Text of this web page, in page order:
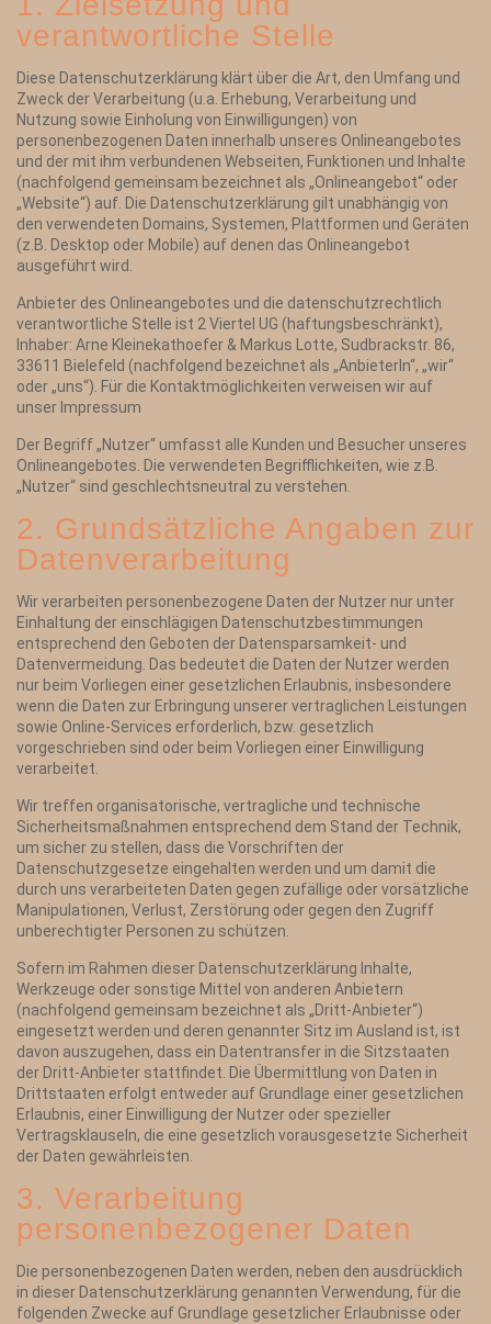
verantwortliche Stelle
Diese Datenschutzerklärung klärt über die Art, den Umfang und
Zweck der Verarbeitung (u.a. Erhebung, Verarbeitung und
Nutzung sowie Einholung von Einwilligungen) von
personenbezogenen Daten innerhalb unseres Onlineangebotes
und der mit ihm verbundenen Webseiten, Funktionen und Inhalte
(nachfolgend gemeinsam bezeichnet als „Onlineangebot“ oder
„Website“) auf. Die Datenschutzerklärung gilt unabhängig von
den verwendeten Domains, Systemen, Plattformen und Geräten
(z.B. Desktop oder Mobile) auf denen das Onlineangebot
ausgeführt wird.
Anbieter des Onlineangebotes und die datenschutzrechtlich
verantwortliche Stelle ist 2 Viertel UG (haftungsbeschränkt),
Inhaber: Arne Kleinekathoefer & Markus Lotte, Sudbrackstr. 86,
33611 Bielefeld (nachfolgend bezeichnet als „AnbieterIn“, „wir“
oder „uns“). Für die Kontaktmöglichkeiten verweisen wir auf
unser Impressum
Der Begriff „Nutzer“ umfasst alle Kunden und Besucher unseres
Onlineangebotes. Die verwendeten Begrifflichkeiten, wie z.B.
„Nutzer“ sind geschlechtsneutral zu verstehen.
2. Grundsätzliche Angaben zur
Datenverarbeitung
Wir verarbeiten personenbezogene Daten der Nutzer nur unter
Einhaltung der einschlägigen Datenschutzbestimmungen
entsprechend den Geboten der Datensparsamkeit- und
Datenvermeidung. Das bedeutet die Daten der Nutzer werden
nur beim Vorliegen einer gesetzlichen Erlaubnis, insbesondere
wenn die Daten zur Erbringung unserer vertraglichen Leistungen
sowie Online-Services erforderlich, bzw. gesetzlich
vorgeschrieben sind oder beim Vorliegen einer Einwilligung
verarbeitet.
Wir treffen organisatorische, vertragliche und technische
Sicherheitsmaßnahmen entsprechend dem Stand der Technik,
um sicher zu stellen, dass die Vorschriften der
Datenschutzgesetze eingehalten werden und um damit die
durch uns verarbeiteten Daten gegen zufällige oder vorsätzliche
Manipulationen, Verlust, Zerstörung oder gegen den Zugriff
unberechtigter Personen zu schützen.
Sofern im Rahmen dieser Datenschutzerklärung Inhalte,
Werkzeuge oder sonstige Mittel von anderen Anbietern
(nachfolgend gemeinsam bezeichnet als „Dritt-Anbieter“)
eingesetzt werden und deren genannter Sitz im Ausland ist, ist
davon auszugehen, dass ein Datentransfer in die Sitzstaaten
der Dritt-Anbieter stattfindet. Die Übermittlung von Daten in
Drittstaaten erfolgt entweder auf Grundlage einer gesetzlichen
Erlaubnis, einer Einwilligung der Nutzer oder spezieller
Vertragsklauseln, die eine gesetzlich vorausgesetzte Sicherheit
der Daten gewährleisten.
3. Verarbeitung
personenbezogener Daten
Die personenbezogenen Daten werden, neben den ausdrücklich
in dieser Datenschutzerklärung genannten Verwendung, für die
folgenden Zwecke auf Grundlage gesetzlicher Erlaubnisse oder